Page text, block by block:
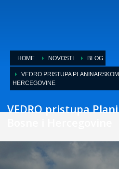
HOME NOVOSTI BLOG
VEDRO PRISTUPA PLANINARSKOM
HERCEGOVINE
VEDRO pristupa